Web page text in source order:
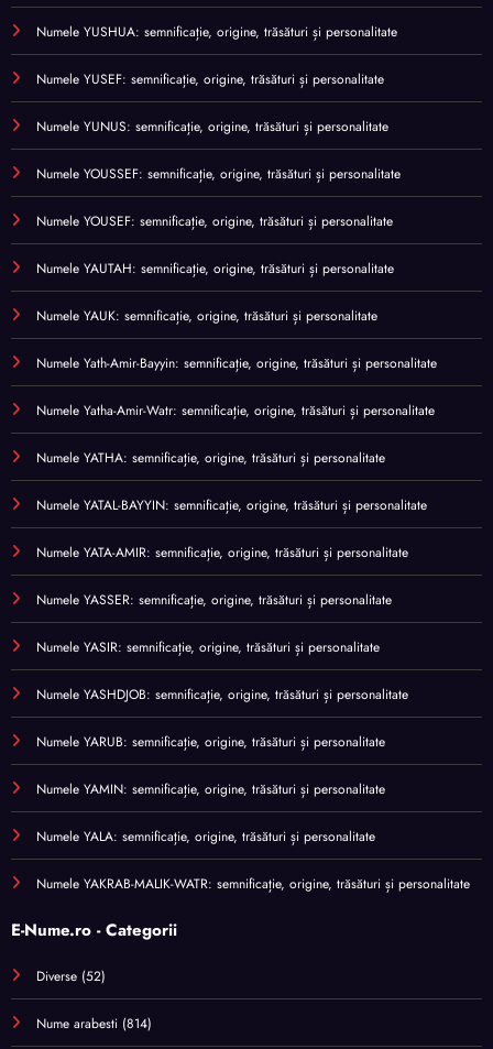
Numele YUSHUA: semnificație, origine, trăsături și personalitate
Numele YUSEF: semnificație, origine, trăsături și personalitate
Numele YUNUS: semnificație, origine, trăsături și personalitate
Numele YOUSSEF: semnificație, origine, trăsături și personalitate
Numele YOUSEF: semnificație, origine, trăsături și personalitate
Numele YAUTAH: semnificație, origine, trăsături și personalitate
Numele YAUK: semnificație, origine, trăsături și personalitate
Numele Yath-Amir-Bayyin: semnificație, origine, trăsături și personalitate
Numele Yatha-Amir-Watr: semnificație, origine, trăsături și personalitate
Numele YATHA: semnificație, origine, trăsături și personalitate
Numele YATAL-BAYYIN: semnificație, origine, trăsături și personalitate
Numele YATA-AMIR: semnificație, origine, trăsături și personalitate
Numele YASSER: semnificație, origine, trăsături și personalitate
Numele YASIR: semnificație, origine, trăsături și personalitate
Numele YASHDJOB: semnificație, origine, trăsături și personalitate
Numele YARUB: semnificație, origine, trăsături și personalitate
Numele YAMIN: semnificație, origine, trăsături și personalitate
Numele YALA: semnificație, origine, trăsături și personalitate
Numele YAKRAB-MALIK-WATR: semnificație, origine, trăsături și personalitate
E-Nume.ro - Categorii
Diverse (52)
Nume arabesti (814)